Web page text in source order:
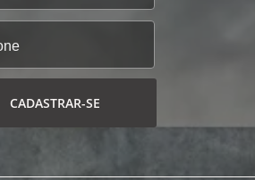
CADASTRAR-SE